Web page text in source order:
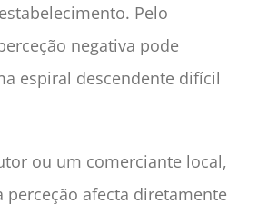
Pelo
negativa pode
espiral descendente difícil
ou um comerciante local,
perceção afecta diretamente